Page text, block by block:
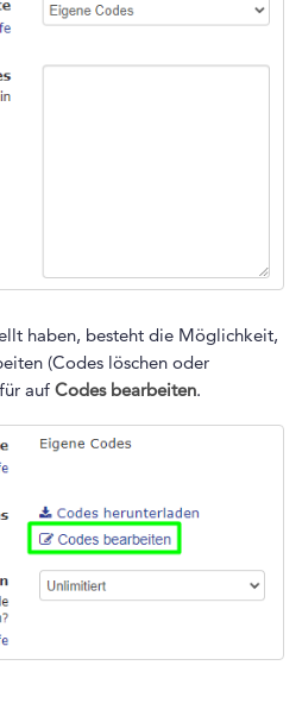
haben, besteht die Möglichkeit,
(Codes löschen oder
auf Codes bearbeiten.